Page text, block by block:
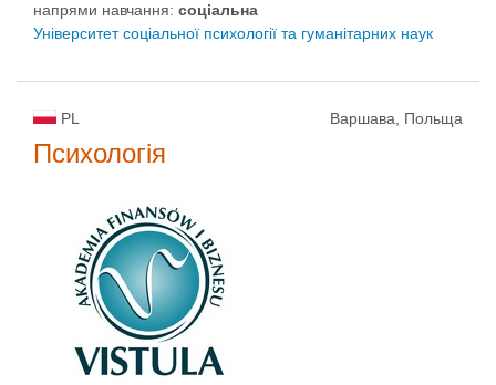
напрями навчання: соціальна
Університет соціальної психології та гуманітарних наук
PL Варшава, Польща
Психологія